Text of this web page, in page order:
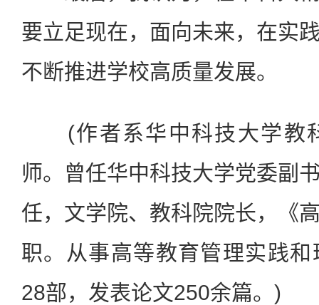
要立足现在，面向未来，在实
不断推进学校高质量发展。
(作者系华中科技大学教
师。曾任华中科技大学党委副
任，文学院、教科院院长，《
职。从事高等教育管理实践
28部，发表论文250余篇。)